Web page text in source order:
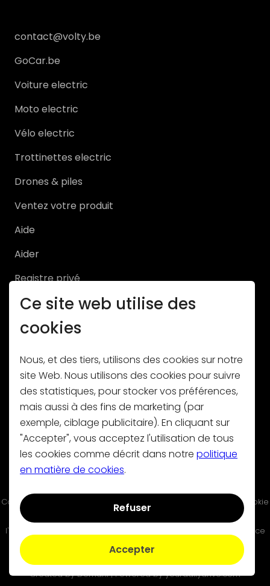
contact@volty.be
GoCar.be
Voiture electric
Moto electric
Vélo electric
Trottinettes electric
Drones & piles
Ventez votre produit
Aide
Aider
Registre privé
Registre Pro
Abonnez-vous à notre newsletter
Contact | |Cookie
Volty n'est pas responsable des dommages résultant de
l'utilisation, des erreurs ou des fonctionnalités manquantes de ce
site.
Created byDomani| Powered byyourdailydrive.com
Ce site web utilise des
cookies
Nous, et des tiers, utilisons des cookies sur notre
site Web. Nous utilisons des cookies pour suivre
des statistiques, pour stocker vos préférences,
mais aussi à des fins de marketing (par
exemple, ciblage publicitaire). En cliquant sur
"Accepter", vous acceptez l'utilisation de tous
les cookies comme décrit dans notre politique
en matière de cookies.
Refuser
Accepter